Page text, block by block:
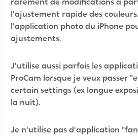
l'ajustement rapide des
l'application photo du iPhone
ajustements.
J'utilise aussi parfois les
ProCam lorsque je veux passer
certain settings (ex longue
la nuit).
Je n'utilise pas d'application